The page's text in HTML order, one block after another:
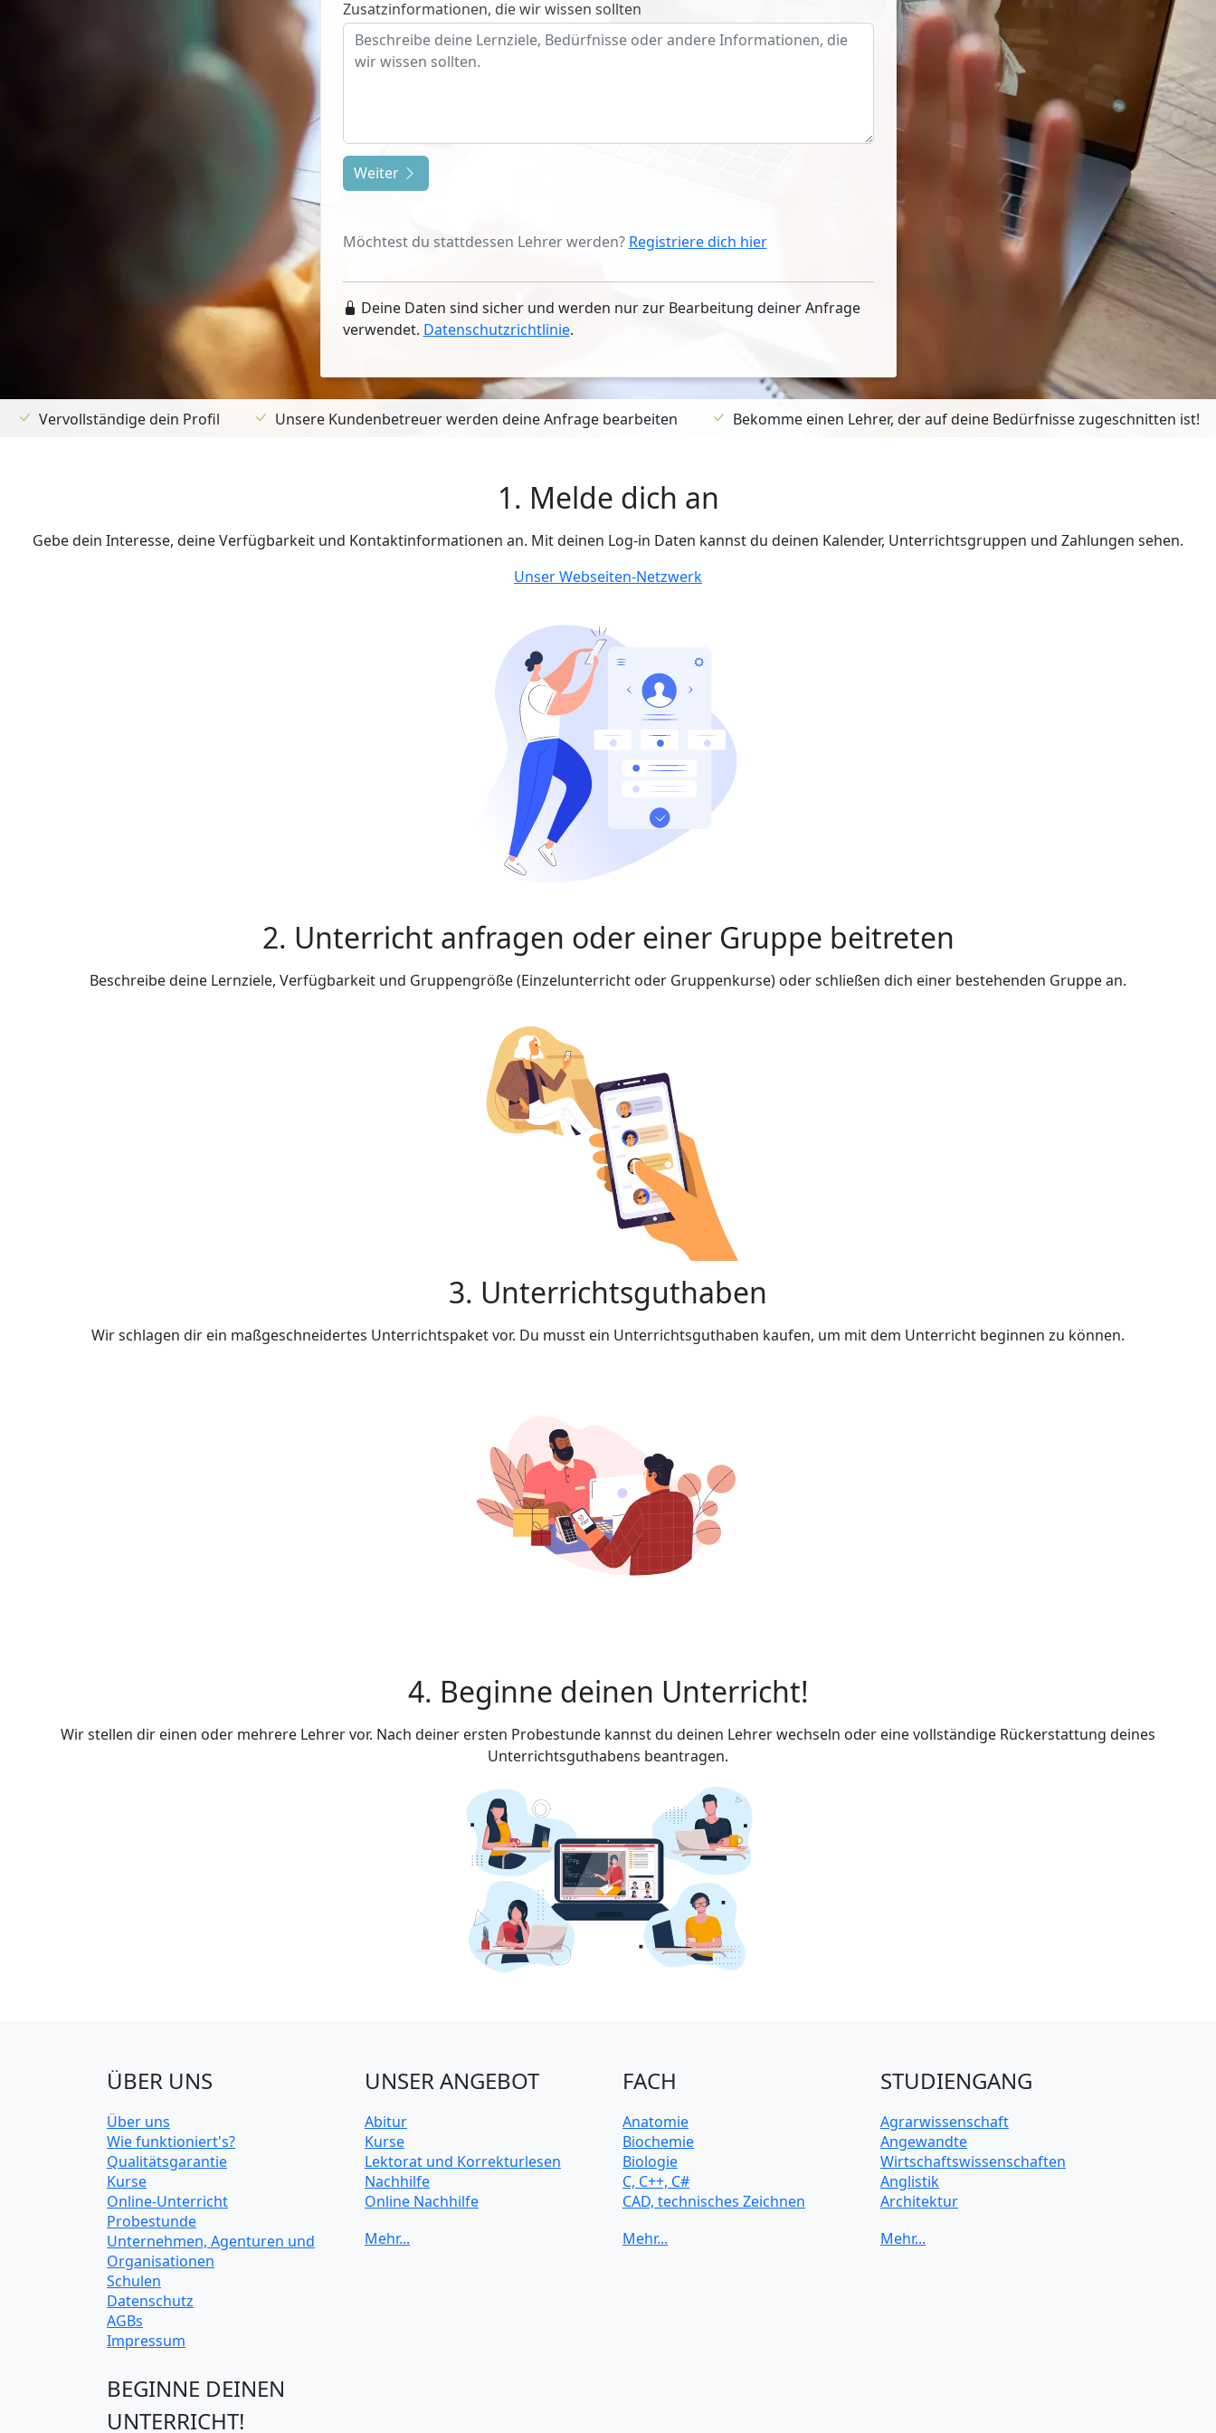
Zusatzinformationen, die wir wissen sollten
Weiter
Möchtest du stattdessen Lehrer werden? Registriere dich hier
Deine Daten sind sicher und werden nur zur Bearbeitung deiner Anfrage
verwendet. Datenschutzrichtlinie.
Vervollständige dein Profil Unsere Kundenbetreuer werden deine Anfrage bearbeiten Bekomme einen Lehrer, der auf deine Bedürfnisse zugeschnitten ist!
1. Melde dich an
Gebe dein Interesse, deine Verfügbarkeit und Kontaktinformationen an. Mit deinen Log-in Daten kannst du deinen Kalender, Unterrichtsgruppen und Zahlungen sehen.
Unser Webseiten-Netzwerk
2. Unterricht anfragen oder einer Gruppe beitreten
Beschreibe deine Lernziele, Verfügbarkeit und Gruppengröße (Einzelunterricht oder Gruppenkurse) oder schließen dich einer bestehenden Gruppe an.
3. Unterrichtsguthaben
Wir schlagen dir ein maßgeschneidertes Unterrichtspaket vor. Du musst ein Unterrichtsguthaben kaufen, um mit dem Unterricht beginnen zu können.
4. Beginne deinen Unterricht!
Wir stellen dir einen oder mehrere Lehrer vor. Nach deiner ersten Probestunde kannst du deinen Lehrer wechseln oder eine vollständige Rückerstattung deines
Unterrichtsguthabens beantragen.
ÜBER UNS
Über uns
Wie funktioniert's?
Qualitätsgarantie
Kurse
Online-Unterricht
Probestunde
Unternehmen, Agenturen und
Organisationen
Schulen
Datenschutz
AGBs
Impressum
BEGINNE DEINEN
UNTERRICHT!
UNSER ANGEBOT
Abitur
Kurse
Lektorat und Korrekturlesen
Nachhilfe
Online Nachhilfe
FACH
Anatomie
Biochemie
Biologie
C, C++, C#
CAD, technisches Zeichnen
Computerarchitektur
STUDIENGANG
Agrarwissenschaft
Angewandte
Wirtschaftswissenschaften
Anglistik
Architektur
Betriebswirtschaft BWL